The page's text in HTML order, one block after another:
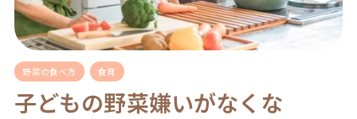
野菜の食べ方 食育
子どもの野菜嫌いがなくな